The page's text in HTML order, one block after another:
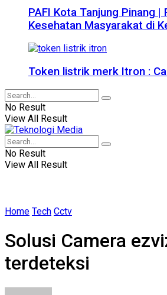
PAFI Kota Tanjung Pinang |
Kesehatan Masyarakat di
Token listrik merk Itron :
No Result
View All Result
No Result
View All Result
Home Tech Cctv
Solusi Camera
terdeteksi